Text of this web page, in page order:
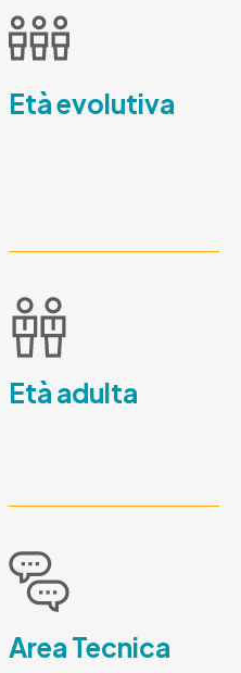
Età evolutiva
Età adulta
Area Tecnica